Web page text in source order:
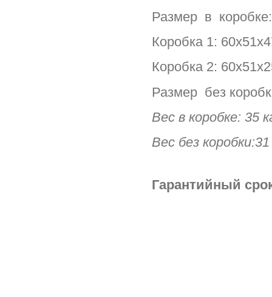
Размер в
Коробка 1:
Коробка 2:
Размер без
Вес в коробке: 35
Вес без коробки:31
Гарантийный